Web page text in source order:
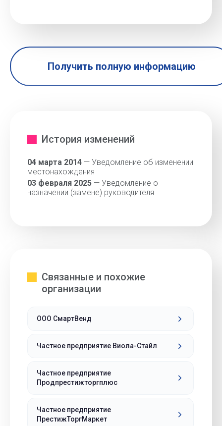
Получить полную информацию
История изменений
04 марта 2014 — Уведомление об изменении
местонахождения
03 февраля 2025 — Уведомление о
назначении (замене) руководителя
Связанные и похожие
организации
ООО СмартВенд
Частное предприятие Виола-Стайл
Частное предприятие
Продпрестижторгплюс
Частное предприятие
ПрестижТоргМаркет